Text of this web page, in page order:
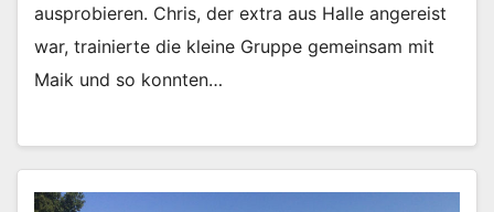
ausprobieren. Chris, der extra aus Halle angereist
war, trainierte die kleine Gruppe gemeinsam mit
Maik und so konnten…